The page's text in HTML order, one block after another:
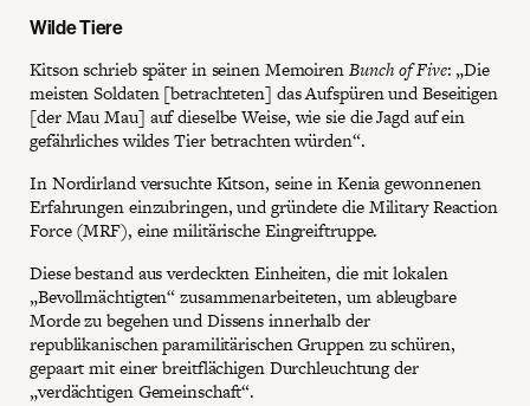
Wilde Tiere
Kitson schrieb später in seinen MemoirenBunch of Five: „Die
meisten Soldaten [betrachteten] das Aufspüren und Beseitigen
[der Mau Mau] auf dieselbe Weise, wie sie die Jagd auf ein
gefährliches wildes Tier betrachten würden“.
In Nordirland versuchte Kitson, seine in Kenia gewonnenen
Erfahrungen einzubringen, und gründete die Military Reaction
Force (MRF), eine militärische Eingreiftruppe.
Diese bestand aus verdeckten Einheiten, die mit lokalen
„Bevollmächtigten“ zusammenarbeiteten, um ableugbare
Morde zu begehen und Dissens innerhalb der
republikanischen paramilitärischen Gruppen zu schüren,
gepaart mit einer breitflächigen Durchleuchtung der
„verdächtigen Gemeinschaft“.